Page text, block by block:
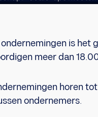
is
meer dan
horen
ondernemers.